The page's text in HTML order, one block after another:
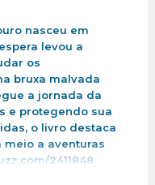
nasceu em
levou a
os
bruxa malvada
a jornada da
e protegendo sua
o livro destaca
a aventuras
2411848